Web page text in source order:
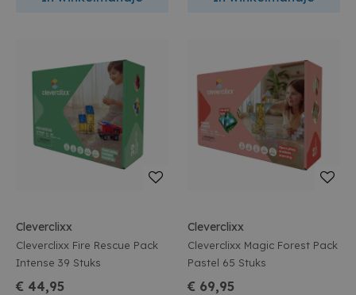
Cleverclixx
Cleverclixx Fire Rescue Pack
Intense 39 Stuks
€ 44,95
Cleverclixx
Cleverclixx Magic Forest Pack
Pastel 65 Stuks
€ 69,95